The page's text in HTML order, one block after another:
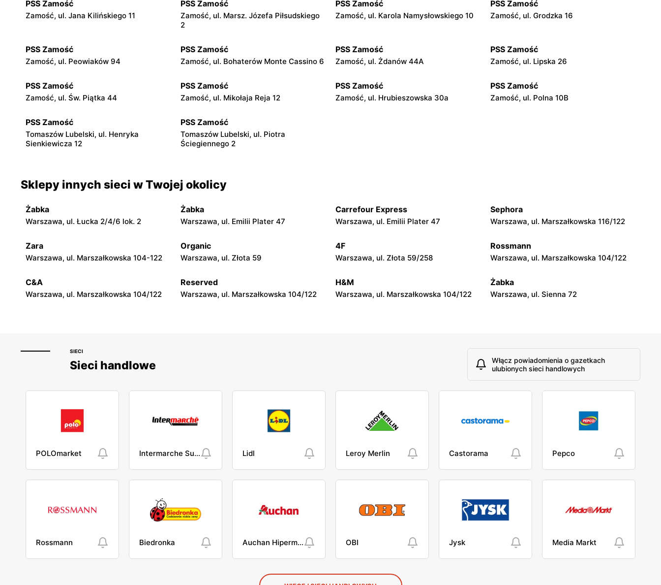
PSS Zamość
Zamość, ul. Jana Kilińskiego 11
PSS Zamość
Zamość, ul. Marsz. Józefa Piłsudskiego
2
PSS Zamość
Zamość, ul. Karola Namysłowskiego 10
PSS Zamość
Zamość, ul. Grodzka 16
PSS Zamość
Zamość, ul. Peowiaków 94
PSS Zamość
Zamość, ul. Bohaterów Monte Cassino 6
PSS Zamość
Zamość, ul. Żdanów 44A
PSS Zamość
Zamość, ul. Lipska 26
PSS Zamość
Zamość, ul. Św. Piątka 44
PSS Zamość
Zamość, ul. Mikołaja Reja 12
PSS Zamość
Zamość, ul. Hrubieszowska 30a
PSS Zamość
Zamość, ul. Polna 10B
PSS Zamość
Tomaszów Lubelski, ul. Henryka
Sienkiewicza 12
PSS Zamość
Tomaszów Lubelski, ul. Piotra
Ściegiennego 2
Sklepy innych sieci w Twojej okolicy
Żabka
Warszawa, ul. Łucka 2/4/6 lok. 2
Żabka
Warszawa, ul. Emilii Plater 47
Carrefour Express
Warszawa, ul. Emilii Plater 47
Sephora
Warszawa, ul. Marszałkowska 116/122
Zara
Warszawa, ul. Marszałkowska 104-122
Organic
Warszawa, ul. Złota 59
4F
Warszawa, ul. Złota 59/258
Rossmann
Warszawa, ul. Marszałkowska 104/122
C&A
Warszawa, ul. Marszałkowska 104/122
Reserved
Warszawa, ul. Marszałkowska 104/122
H&M
Warszawa, ul. Marszałkowska 104/122
Żabka
Warszawa, ul. Sienna 72
SIECI
Sieci handlowe
Włącz powiadomienia o gazetkach
ulubionych sieci handlowych
POLOmarket Intermarche Super Lidl Leroy Merlin Castorama Pepco
Rossmann Biedronka Auchan Hipermarket OBI Jysk Media Markt